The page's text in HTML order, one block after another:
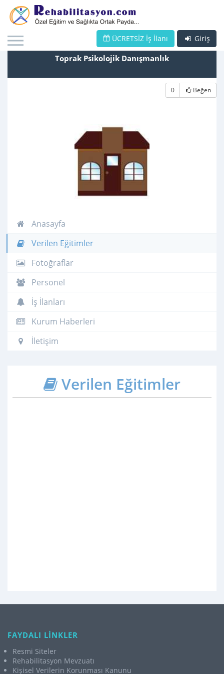
Giriş
ÜCRETSİZ İş İlanı
Toprak Psikolojik Danışmanlık
0 Beğen
Anasayfa
Verilen Eğitimler
Fotoğraflar
Personel
İş İlanları
Kurum Haberleri
İletişim
Verilen Eğitimler
FAYDALI LİNKLER
Resmi Siteler
Rehabilitasyon Mevzuatı
Kişisel Verilerin Korunması Kanunu